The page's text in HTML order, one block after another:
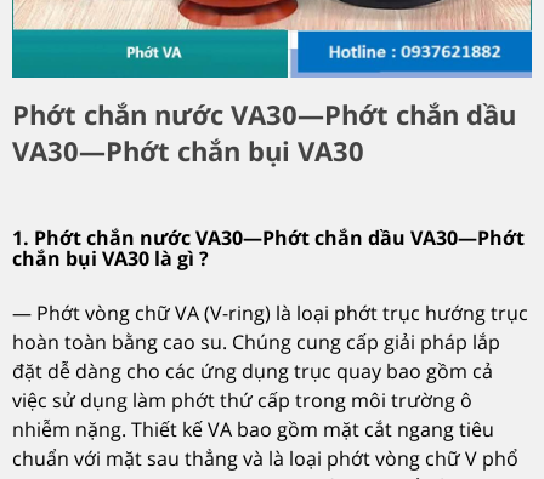
Phớt chắn nước VA30—Phớt chắn dầu
VA30—Phớt chắn bụi VA30
1. Phớt chắn nước VA30—Phớt chắn dầu VA30—Phớt
chắn bụi VA30 là gì ?
— Phớt vòng chữ VA (V-ring) là loại phớt trục hướng trục
hoàn toàn bằng cao su. Chúng cung cấp giải pháp lắp
đặt dễ dàng cho các ứng dụng trục quay bao gồm cả
việc sử dụng làm phớt thứ cấp trong môi trường ô
nhiễm nặng. Thiết kế VA bao gồm mặt cắt ngang tiêu
chuẩn với mặt sau thẳng và là loại phớt vòng chữ V phổ